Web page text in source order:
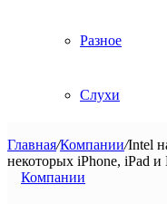
Разное
Слухи
Главная/Компании/Intel
некоторых iPhone, iPad и
Компании